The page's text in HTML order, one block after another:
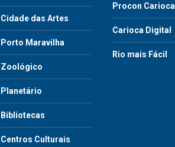
Cidade das Artes
Porto Maravilha
Zoológico
Planetário
Bibliotecas
Centros Culturais
Procon Carioca
Carioca Digital
Rio mais Fácil